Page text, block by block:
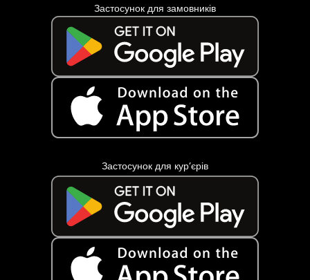
Застосунок для замовників
Застосунок для кур’єрів